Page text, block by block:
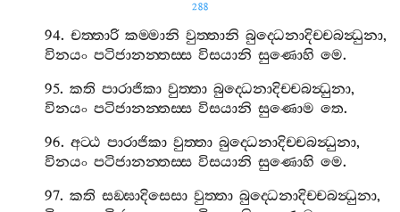
288
94.චත‍්තාරි කම‍්මානි වුත‍්තානි බුද‍්ධෙනාදිච‍්චබන්‍ධුනා,
විනයං පටිජානන‍්තස‍්ස විසයානි සුණොහි මෙ.
95.කති පාරාජිකා වුත‍්තා බුද‍්ධෙනාදිච‍්චබන්‍ධුනා,
විනයං පටිජානන‍්තස‍්ස විසයානි සුණොම තෙ.
96.අට‍්ඨ පාරාජිකා වුත‍්තා බුද‍්ධෙනාදිච‍්චබන්‍ධුනා,
විනයං පටිජානන‍්තස‍්ස විසයානි සුණොහි මෙ.
97.කති සඞ‍්ඝාදිසෙසා වුත‍්තා බුද‍්ධෙනාදිච‍්චබන්‍ධුනා,